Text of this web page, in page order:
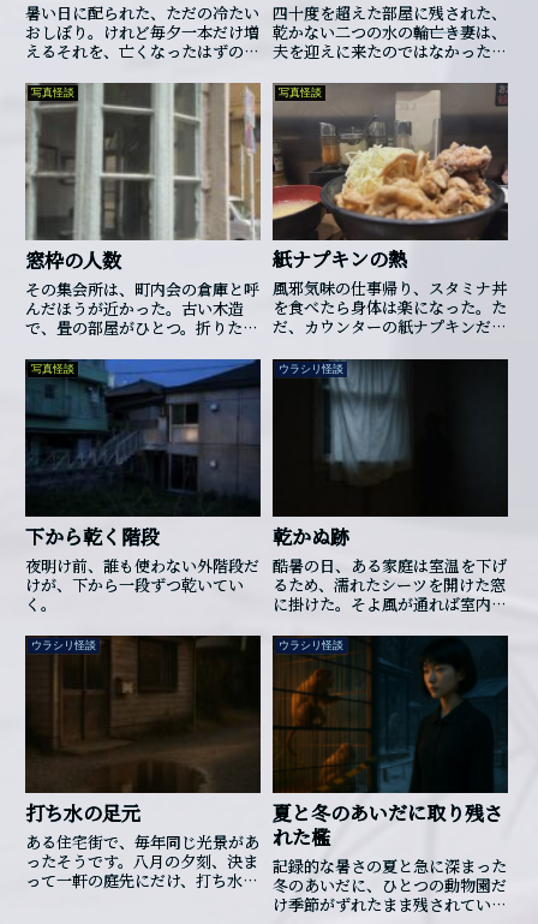
暑い日に配られた、ただの冷たい
おしぼり。けれど毎夕一本だけ増
えるそれを、亡くなったはずの女
四十度を超えた部屋に残された、
乾かない二つの水の輪――亡き妻は、
夫を迎えに来たのではなかったの
写真怪談
窓枠の人数
その集会所は、町内会の倉庫と呼
んだほうが近かった。古い木造
で、畳の部屋がひとつ。折りたた
なくなる。外から見ると、出窓だ
けが妙に立派だった。淡い青に塗
られた木枠は剥げ、ガラスは少し
曇っていて、中の様子を見ようと
すると、いつも自分の顔と室内の
暗がりが重なった。町内では、月
に一度だけそこで回覧板の仕分け
をしていた。使うのは自治会長
と、班長が二人。三人入ればいっ
ぱいになるので、次の人は外で待
つ。そういう決まりでもないの
に、誰も四人目として入ろうとは
しなかった。ある年の梅雨前、若
い班長がそれを笑った。「狭いだ
けでしょ」そう言って、彼は先に
入っていた三人のあとから戸を開
写真怪談
紙ナプキンの熱
風邪気味の仕事帰り、スタミナ丼
を食べたら身体は楽になった。た
だ、カウンターの紙ナプキンだけ
写真怪談
下から乾く階段
夜明け前、誰も使わない外階段だ
けが、下から一段ずつ乾いてい
く。
ウラシリ怪談
乾かぬ跡
酷暑の日、ある家庭は室温を下げ
るため、濡れたシーツを開けた窓
に掛けた。そよ風が通れば室内が
救いだった。だが、夜になると、
リビングの湿った布から「そよ
風」とは異なる音が漏れ始めた。
風鈴か氷が溶けるような、金属を
引きずるような、曖昧で耳に残る
音だった。翌朝、シーツは乾きき
っていたが、縁から黒い条がゆら
りと床に延びていた。まるで“何
かが窓から這い出した”跡のよう
である。夜が来ると再び、風に混
じって廊下まで広がる、金属の音
と共に、そっと部屋が冷え込む。
家族は気づかないふりをするが、
シーツの影は、いつの間にか微動
だにしない“黒い人影”のように見
ウラシリ怪談
打ち水の足元
ある住宅街で、毎年同じ光景があ
ったそうです。八月の夕刻、決ま
って一軒の庭先にだけ、打ち水が
ウラシリ怪談
夏と冬のあいだに取り残さ
れた檻
記録的な暑さの夏と急に深まった
冬のあいだに、ひとつの動物園だ
け季節がずれたまま残されていた